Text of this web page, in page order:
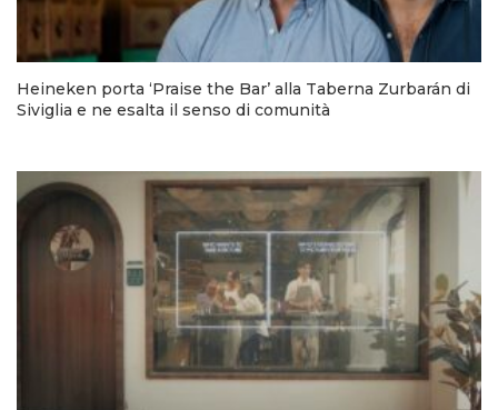
Heineken porta ‘Praise the Bar’ alla Taberna Zurbarán di
Siviglia e ne esalta il senso di comunità